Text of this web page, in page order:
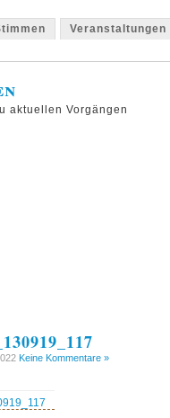
Veranstaltungen
aktuellen Vorgängen
Keine Kommentare »